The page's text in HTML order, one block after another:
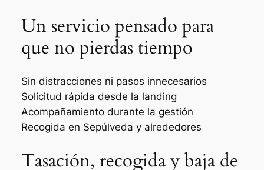
Un servicio pensado para
que no pierdas tiempo
Sin distracciones ni pasos innecesarios
Solicitud rápida desde la landing
Acompañamiento durante la gestión
Recogida en Sepúlveda y alrededores
Tasación, recogida y baja de